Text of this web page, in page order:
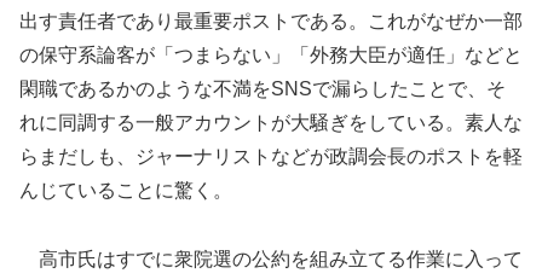
出す責任者であり最重要ポストである。これがなぜか一部
の保守系論客が「つまらない」「外務大臣が適任」などと
閑職であるかのような不満をSNSで漏らしたことで、そ
れに同調する一般アカウントが大騒ぎをしている。素人な
らまだしも、ジャーナリストなどが政調会長のポストを軽
んじていることに驚く。
高市氏はすでに衆院選の公約を組み立てる作業に入って